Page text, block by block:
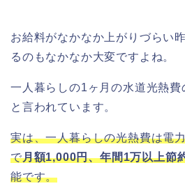
お給料がなかなか上がりづらい
るのもなかなか大変ですよね。
一人暮らしの1ヶ月の水道光熱
と言われています。
実は、一人暮らしの光熱費は電
で月額1,000円、年間1万以上節
能です。